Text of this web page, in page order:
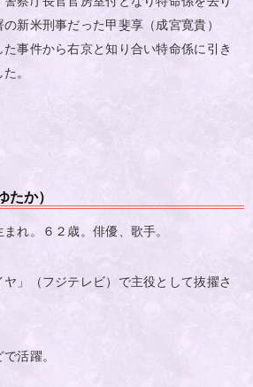
新米刑事だった甲斐享（成宮寛貴）
事件から右京と知り合い特命係に引き
。
たか）
れ。６２歳。俳優、歌手。
ヤ」（フジテレビ）で主役として抜擢さ
活躍。